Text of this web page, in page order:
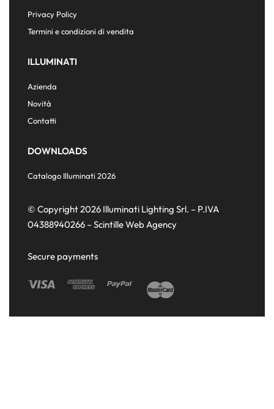
Privacy Policy
Termini e condizioni di vendita
ILLUMINATI
Azienda
Novità
Contatti
DOWNLOADS
Catalogo Illuminati 2026
© Copyright 2026 Illuminati Lighting Srl. – P.IVA
04388940266 –Scintille Web Agency
Secure payments